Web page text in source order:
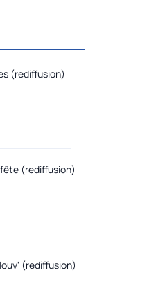
(rediffusion)
(rediffusion)
(rediffusion)